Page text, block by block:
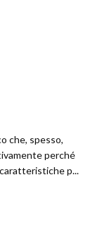
che, spesso,
perché
p...